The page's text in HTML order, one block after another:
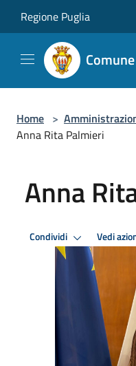
Regione Puglia
Home >
Anna Rita Palmieri
Anna
Condividi Vedi